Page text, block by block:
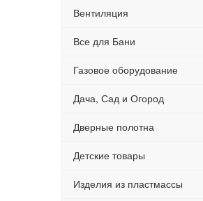
Вентиляция
Все для Бани
Газовое оборудование
Дача, Сад и Огород
Дверные полотна
Детские товары
Изделия из пластмассы